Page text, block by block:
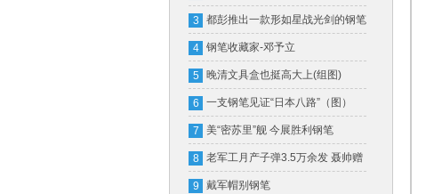
3 都彭推出一款形如星战光剑的钢笔
一支售价16万
4 钢笔收藏家-邓予立
5 晚清文具盒也挺高大上(组图)
6 一支钢笔见证“日本八路”（图）
7 美“密苏里”舰 今展胜利钢笔
8 老军工月产子弹3.5万余发 聂帅赠
钢笔奖励
9 戴军帽别钢笔